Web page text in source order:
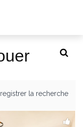
la recherche